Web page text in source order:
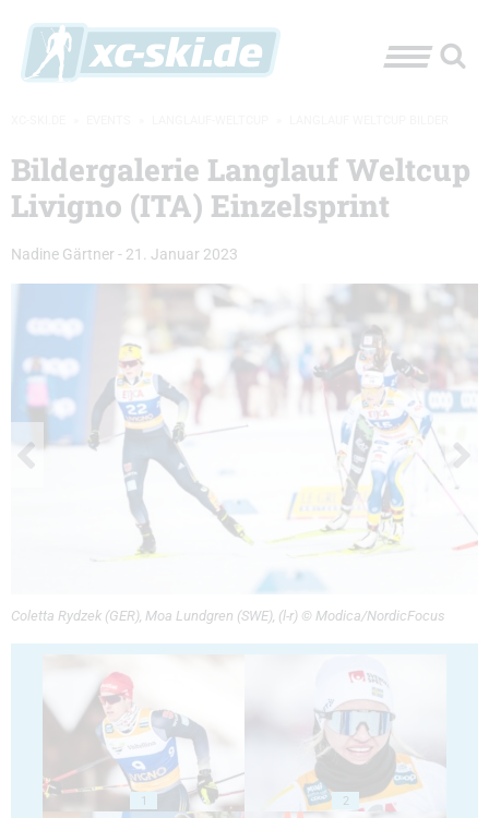
Bildergalerie Langlauf Weltcup
Livigno (ITA) Einzelsprint
Nadine Gärtner - 21. Januar 2023
Coletta Rydzek (GER), Moa Lundgren (SWE), (l-r) © Modica/NordicFocus
1 2